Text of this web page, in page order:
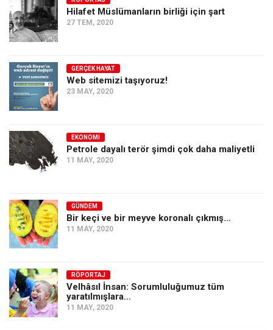
Ekonomi
Spor
Sağlık
Gıda-Beslenme
Türkiye
Siyaset
Dünya
Asya
Amerika
Avustralya
Tarih
Hilafet Müslümanların birliği için şart
27 TEM, 2020
GERÇEK HAYAT
Web sitemizi taşıyoruz!
23 MAY, 2020
EKONOMI
Petrole dayalı terör şimdi çok daha maliyetli
11 MAY, 2020
GÜNDEM
Bir keçi ve bir meyve koronalı çıkmış…
11 MAY, 2020
RÖPORTAJ
Velhâsıl İnsan: Sorumluluğumuz tüm
yaratılmışlara…
11 MAY, 2020